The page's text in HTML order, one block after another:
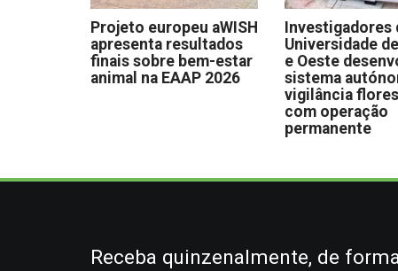
Projeto europeu aWISH
apresenta resultados
finais sobre bem-estar
animal na EAAP 2026
Investigadores
Universidade
e Oeste
sistema
vigilância
com operação
permanente
Receba quinzenalmente, de